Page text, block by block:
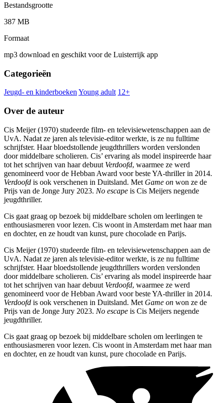
Bestandsgrootte
387 MB
Formaat
mp3 download en geschikt voor de Luisterrijk app
Categorieën
Jeugd- en kinderboeken Young adult 12+
Over de auteur
Cis Meijer (1970) studeerde film- en televisiewetenschappen aan de
UvA. Nadat ze jaren als televisie-editor werkte, is ze nu fulltime
schrijfster. Haar bloedstollende jeugdthrillers worden verslonden
door middelbare scholieren. Cis’ ervaring als model inspireerde haar
tot het schrijven van haar debuut Verdoofd, waarmee ze werd
genomineerd voor de Hebban Award voor beste YA-thriller in 2014.
Verdoofd is ook verschenen in Duitsland. Met Game on won ze de
Prijs van de Jonge Jury 2023. No escape is Cis Meijers negende
jeugdthriller.
Cis gaat graag op bezoek bij middelbare scholen om leerlingen te
enthousiasmeren voor lezen. Cis woont in Amsterdam met haar man
en dochter, en ze houdt van kunst, pure chocolade en Parijs.
Cis Meijer (1970) studeerde film- en televisiewetenschappen aan de
UvA. Nadat ze jaren als televisie-editor werkte, is ze nu fulltime
schrijfster. Haar bloedstollende jeugdthrillers worden verslonden
door middelbare scholieren. Cis’ ervaring als model inspireerde haar
tot het schrijven van haar debuut Verdoofd, waarmee ze werd
genomineerd voor de Hebban Award voor beste YA-thriller in 2014.
Verdoofd is ook verschenen in Duitsland. Met Game on won ze de
Prijs van de Jonge Jury 2023. No escape is Cis Meijers negende
jeugdthriller.
Cis gaat graag op bezoek bij middelbare scholen om leerlingen te
enthousiasmeren voor lezen. Cis woont in Amsterdam met haar man
en dochter, en ze houdt van kunst, pure chocolade en Parijs.